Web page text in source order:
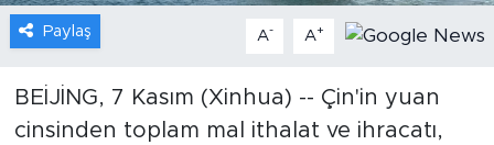
Paylaş A- A+
BEİJİNG, 7 Kasım (Xinhua) -- Çin'in yuan
cinsinden toplam mal ithalat ve ihracatı,
Sağlık
Foto Haber